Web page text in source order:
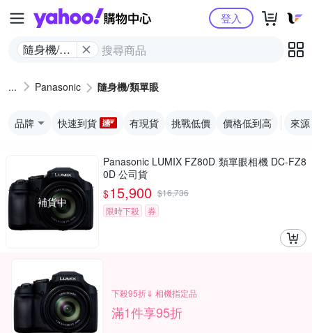
Yahoo購物中心
隨身機/類
登入
Panasonic 隨身機/類單眼
品牌 快速到貨 有現貨 挑戰低價 價格低到高 來源
補貨中
Panasonic LUMIX FZ80D 類單眼相機 DC-FZ8
0D 公司貨
$15,900 $16,736
限時下殺
券
下殺95折⇓ 相機指定品
滿1件享95折